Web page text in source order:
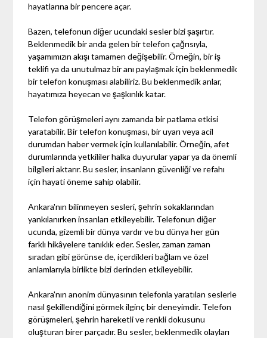
hayatlarına bir pencere açar.
Bazen, telefonun diğer ucundaki sesler bizi şaşırtır.
Beklenmedik bir anda gelen bir telefon çağrısıyla,
yaşamımızın akışı tamamen değişebilir. Örneğin, bir iş
teklifi ya da unutulmaz bir anı paylaşmak için beklenmedik
bir telefon konuşması alabiliriz. Bu beklenmedik anlar,
hayatımıza heyecan ve şaşkınlık katar.
Telefon görüşmeleri aynı zamanda bir patlama etkisi
yaratabilir. Bir telefon konuşması, bir uyarı veya acil
durumdan haber vermek için kullanılabilir. Örneğin, afet
durumlarında yetkililer halka duyurular yapar ya da önemli
bilgileri aktarır. Bu sesler, insanların güvenliği ve refahı
için hayati öneme sahip olabilir.
Ankara'nın bilinmeyen sesleri, şehrin sokaklarından
yankılanırken insanları etkileyebilir. Telefonun diğer
ucunda, gizemli bir dünya vardır ve bu dünya her gün
farklı hikâyelere tanıklık eder. Sesler, zaman zaman
sıradan gibi görünse de, içerdikleri bağlam ve özel
anlamlarıyla birlikte bizi derinden etkileyebilir.
Ankara'nın anonim dünyasının telefonla yaratılan seslerle
nasıl şekillendiğini görmek ilginç bir deneyimdir. Telefon
görüşmeleri, şehrin hareketli ve renkli dokusunu
oluşturan birer parçadır. Bu sesler, beklenmedik olayları